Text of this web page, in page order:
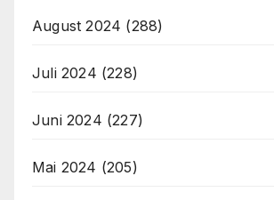
August 2024 (288)
Juli 2024 (228)
Juni 2024 (227)
Mai 2024 (205)